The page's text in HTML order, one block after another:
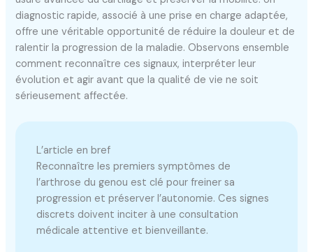
diagnostic rapide, associé à une prise en charge adaptée,
offre une véritable opportunité de réduire la douleur et de
ralentir la progression de la maladie. Observons ensemble
comment reconnaître ces signaux, interpréter leur
évolution et agir avant que la qualité de vie ne soit
sérieusement affectée.
L’article en bref
Reconnaître les premiers symptômes de
l’arthrose du genou est clé pour freiner sa
progression et préserver l’autonomie. Ces signes
discrets doivent inciter à une consultation
médicale attentive et bienveillante.